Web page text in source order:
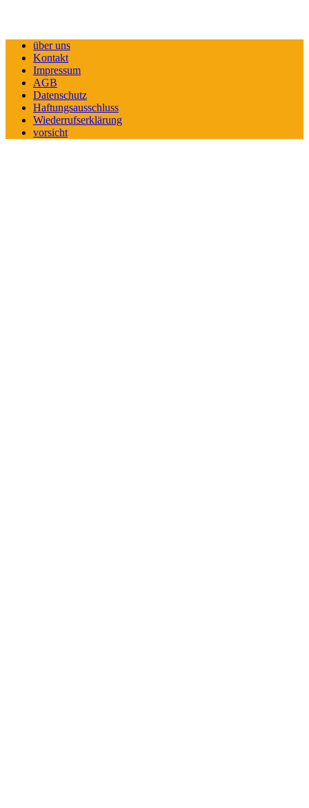
über uns
Kontakt
Impressum
AGB
Datenschutz
Haftungsausschluss
Wiederrufserklärung
vorsicht